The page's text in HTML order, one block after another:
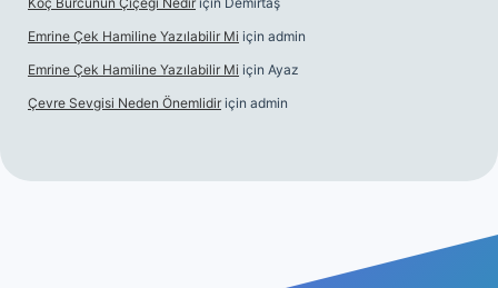
Emrine Çek Hamiline Yazılabilir Mi için admin
Emrine Çek Hamiline Yazılabilir Mi için Ayaz
Çevre Sevgisi Neden Önemlidir için admin